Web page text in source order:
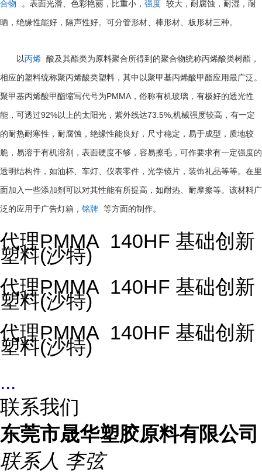
合物 。表面光滑、色彩艳丽，比重小， 强度 较大，耐腐蚀，耐湿，耐
晒，绝缘性能好，隔声性好。可分管形材、棒形材、板形材三种。
以丙烯 酸及其酯类为原料聚合所得到的聚合物统称丙烯酸类树酯，
相应的塑料统称聚丙烯酸类塑料，其中以聚甲基丙烯酸甲酯应用最广泛。
聚甲基丙烯酸甲酯缩写代号为PMMA，俗称有机玻璃，有极好的透光性
能，可透过92%以上的太阳光，紫外线达73.5%;机械强度较高，有一定
的耐热耐寒性，耐腐蚀，绝缘性能良好，尺寸稳定，易于成型，质地较
脆，易溶于有机溶剂，表面硬度不够，容易擦毛，可作要求有一定强度的
透明结构件，如油杯、车灯、仪表零件，光学镜片，装饰礼品等等。在里
面加入一些添加剂可以对其性能有所提高，如耐热、耐摩擦等。该材料广
泛的应用于广告灯箱， 铭牌 等方面的制作。
代理PMMA 140HF 基础创新
塑料(沙特)
代理PMMA 140HF 基础创新
塑料(沙特)
代理PMMA 140HF 基础创新
塑料(沙特)
...
联系我们
东莞市晟华塑胶原料有限公司
联系人 李弦